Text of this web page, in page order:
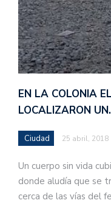
EN LA COLONIA
LOCALIZARON
Ciudad 25 abril, 2018
Un cuerpo sin vida
donde aludía que se
cerca de las vías del